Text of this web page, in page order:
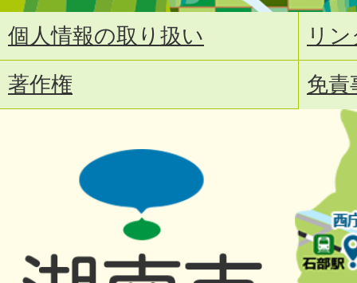
個人情報の取り扱い
リ
著作権
免責